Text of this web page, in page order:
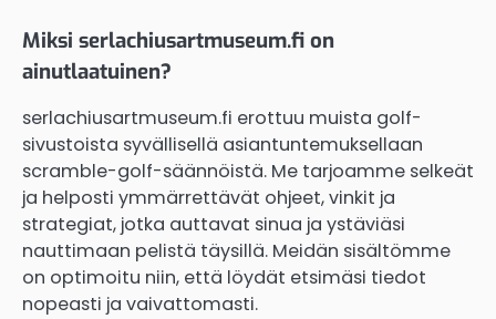
Miksi serlachiusartmuseum.fi on
ainutlaatuinen?
serlachiusartmuseum.fi erottuu muista golf-
sivustoista syvällisellä asiantuntemuksellaan
scramble-golf-säännöistä. Me tarjoamme selkeät
ja helposti ymmärrettävät ohjeet, vinkit ja
strategiat, jotka auttavat sinua ja ystäviäsi
nauttimaan pelistä täysillä. Meidän sisältömme
on optimoitu niin, että löydät etsimäsi tiedot
nopeasti ja vaivattomasti.